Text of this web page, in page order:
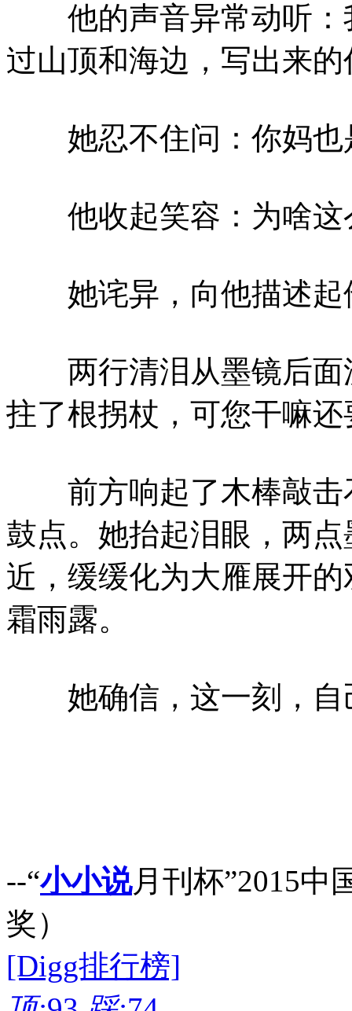
他的声音异常动听：
过山顶和海边，写出来
她忍不住问：你妈也
他收起笑容：为啥这
她诧异，向他描述起
两行清泪从墨镜后面
拄了根拐杖，可您干嘛
前方响起了木棒敲击
鼓点。她抬起泪眼，两
近，缓缓化为大雁展开
霜雨露。
她确信，这一刻，自
--“小小说月刊杯”2015中
奖）
[Digg排行榜]